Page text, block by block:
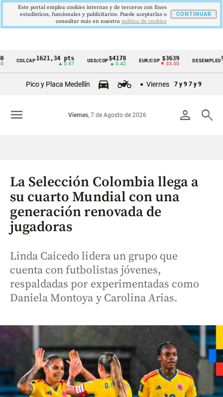
Cintillo
Colombia
1621,34 pts USD/COP$4178
▲ 0.42
EUR/COP $3639
▼ 33.00
DESEMPLEO9,9 %
▼ 0.30
Pico y Placa Medellín Viernes 7 y 9 7 y 9
person search
Viernes, 7 de Agosto de 2026
menu
La Selección Colombia llega a
su cuarto Mundial con una
generación renovada de
jugadoras
Linda Caicedo lidera un grupo que
cuenta con futbolistas jóvenes,
respaldadas por experimentadas como
Daniela Montoya y Carolina Arias.
Este portal emplea cookies internas y de terceros con fines
estadísticos, funcionales y publicitarios. Puede aceptarlas o
consultar más en nuestra politica de cookies
CONTINUAR